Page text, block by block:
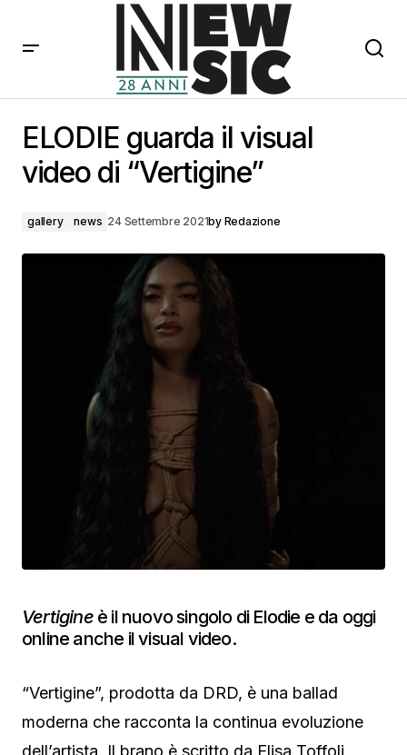
ELODIE guarda il visual
video di “Vertigine”
gallery news 24 Settembre 2021by Redazione
Vertigineè il nuovo singolo di Elodie e da oggi
online anche il visual video.
“Vertigine”, prodotta da DRD, è una ballad
moderna che racconta la continua evoluzione